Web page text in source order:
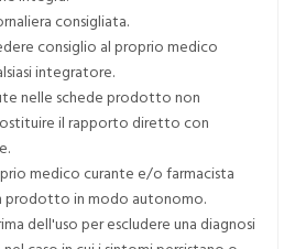
consigliata.
consiglio al proprio medico
integratore.
nelle schede prodotto non
il rapporto diretto con
medico curante e/o farmacista
prodotto in modo autonomo.
dell'uso per escludere una diagnosi